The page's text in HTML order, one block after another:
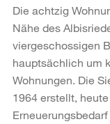
Die achtzig
Nähe des
viergeschossigen
hauptsächlich um
Wohnungen. Die
1964 erstellt,